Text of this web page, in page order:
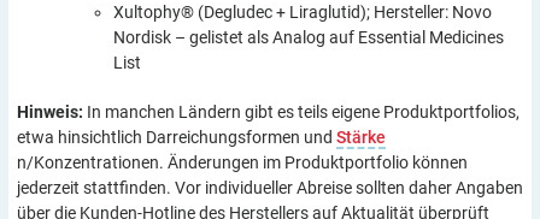
Xultophy® (Degludec + Liraglutid); Hersteller: Novo
Nordisk – gelistet als Analog auf Essential Medicines
List
Hinweis: In manchen Ländern gibt es teils eigene Produktportfolios,
etwa hinsichtlich Darreichungsformen und Stärke
n/Konzentrationen. Änderungen im Produktportfolio können
jederzeit stattfinden. Vor individueller Abreise sollten daher Angaben
über die Kunden-Hotline des Herstellers auf Aktualität überprüft